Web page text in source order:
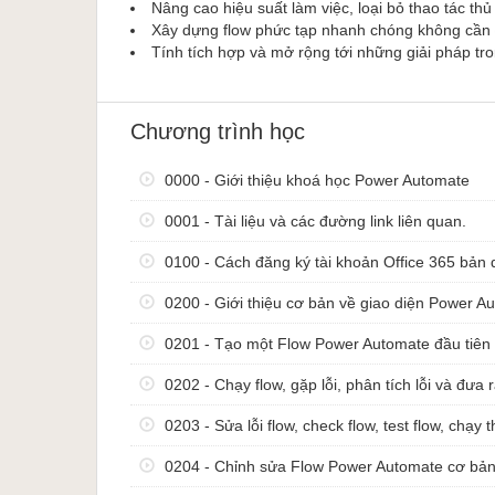
Expressions (biểu thức) nâng cao.
...​
Tôi không biết lập trình, thì có học được
ra để người dùng không cần biết lập trình
làm việc lặp đi lặp lại của mình, nên bạn
học sử dụng Power Automate một cách
Tôi biết lập trình một ít VBA trong Excel, tôi
Automate Desktop không? Trả lời: nếu bạn
mừng bạn, với kiến thức và logic từ một
để tự động hóa được một quy trình của
quy trình làm việc của bạn nhiều hơn nữa.
Tôi có thể học tự động hóa các công việc
của các công cụ làm việc không-cần-biết-
nên rất nhanh bởi vì phần mềm rất dễ sử
cầu kiến thức về kỹ thuật cao, tuy nhiên
chức trong việc sắp xếp công việc vẫn là
hoá quy trình làm việc của mình một cách
Ai là giảng viên của khóa học, kinh
viên của khóa học là chuyên gia Nguyễn
Nâng cao hiệu suất làm việc, loại bỏ thao tác
Xây dựng flow phức tạp nhanh chóng không cần
Tính tích hợp và mở rộng tới những giải pháp
Chương trình học
0000 - Giới thiệu khoá học Power Automate
0001 - Tài liệu và các đường link liên quan.
0100 - Cách đăng ký tài khoản Office 365
0200 - Giới thiệu cơ bản về giao diện Power
0201 - Tạo một Flow Power Automate đầu tiên
0202 - Chạy flow, gặp lỗi, phân tích lỗi và đưa
0203 - Sửa lỗi flow, check flow, test flow, chạy
0204 - Chỉnh sửa Flow Power Automate cơ bản